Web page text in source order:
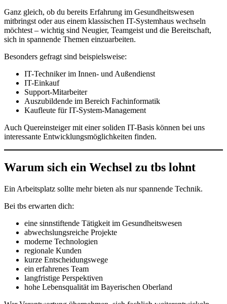
Ganz gleich, ob du bereits Erfahrung im Gesundheitswesen
mitbringst oder aus einem klassischen IT-Systemhaus wechseln
möchtest – wichtig sind Neugier, Teamgeist und die Bereitschaft,
sich in spannende Themen einzuarbeiten.
Besonders gefragt sind beispielsweise:
IT-Techniker im Innen- und Außendienst
IT-Einkauf
Support-Mitarbeiter
Auszubildende im Bereich Fachinformatik
Kaufleute für IT-System-Management
Auch Quereinsteiger mit einer soliden IT-Basis können bei uns
interessante Entwicklungsmöglichkeiten finden.
Warum sich ein Wechsel zu tbs lohnt
Ein Arbeitsplatz sollte mehr bieten als nur spannende Technik.
Bei tbs erwarten dich:
eine sinnstiftende Tätigkeit im Gesundheitswesen
abwechslungsreiche Projekte
moderne Technologien
regionale Kunden
kurze Entscheidungswege
ein erfahrenes Team
langfristige Perspektiven
hohe Lebensqualität im Bayerischen Oberland